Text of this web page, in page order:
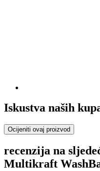
Iskustva naših
Ocijeniti ovaj proizvod
recenzija na
Multikraft